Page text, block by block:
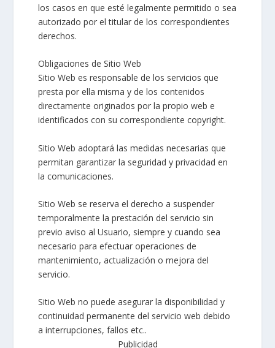
los casos en que esté legalmente permitido o sea
autorizado por el titular de los correspondientes
derechos.
Obligaciones de Sitio Web
Sitio Web es responsable de los servicios que
presta por ella misma y de los contenidos
directamente originados por la propio web e
identificados con su correspondiente copyright.
Sitio Web adoptará las medidas necesarias que
permitan garantizar la seguridad y privacidad en
la comunicaciones.
Sitio Web se reserva el derecho a suspender
temporalmente la prestación del servicio sin
previo aviso al Usuario, siempre y cuando sea
necesario para efectuar operaciones de
mantenimiento, actualización o mejora del
servicio.
Sitio Web no puede asegurar la disponibilidad y
continuidad permanente del servicio web debido
a interrupciones, fallos etc..
Publicidad